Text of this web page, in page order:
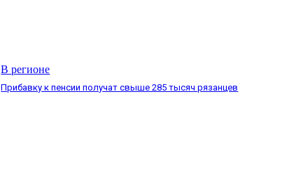
В регионе
Прибавку к пенсии получат свыше 285 тысяч рязанцев